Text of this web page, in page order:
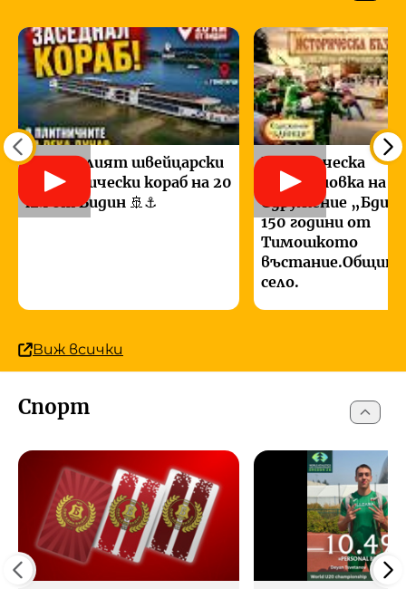
Заседналият швейцарски
туристически кораб на 20
км от Видин 🚢⚓
Историческа
възстановка на
Сдружение
150 години от
Тимошкото
село.
Виж всички
Спорт